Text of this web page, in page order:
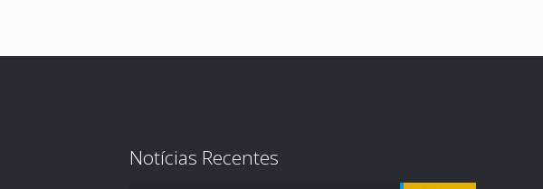
Notícias Recentes